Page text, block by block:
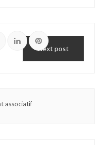
Next post
associatif